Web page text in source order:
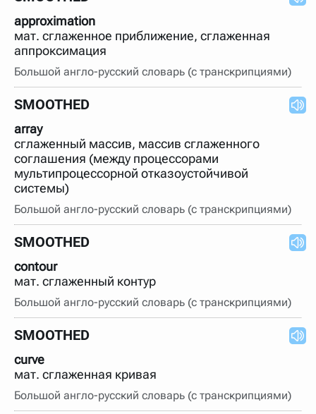
approximation
мат. сглаженное приближение, сглаженная
аппроксимация
Большой англо-русский словарь (с транскрипциями)
SMOOTHED
array
сглаженный массив, массив сглаженного
соглашения (между процессорами
мультипроцессорной отказоустойчивой
системы)
Большой англо-русский словарь (с транскрипциями)
SMOOTHED
contour
мат. сглаженный контур
Большой англо-русский словарь (с транскрипциями)
SMOOTHED
curve
мат. сглаженная кривая
Большой англо-русский словарь (с транскрипциями)